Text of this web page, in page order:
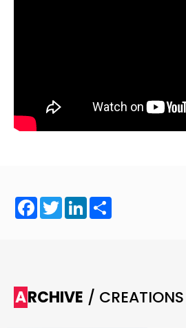
Facebook
TwitterLinkedIn
ARCHIVE / CREATIONS